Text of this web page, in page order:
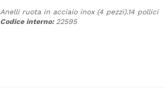
Anelli ruota in acciaio inox (4 pezzi).14 pollici
Codice interno: 22595